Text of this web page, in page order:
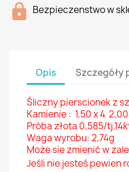
Bezpieczenstwo w
Opis Szczegóły
Śliczny pierscionek z
Kamienie : 1,50 x 4 2,00
Próba złota 0,585/
Waga wyrobu: 2,74g
Może sie zmienić w
Jeśli nie jesteś pewien